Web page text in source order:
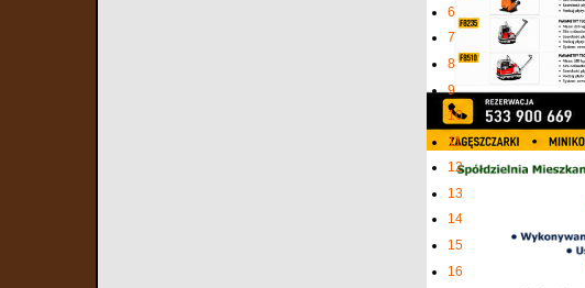
6
7
8
9
10
11
12
13
14
15
16